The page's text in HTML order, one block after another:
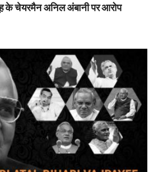
के चेयरमैन अनिल अंबानी पर आरोप